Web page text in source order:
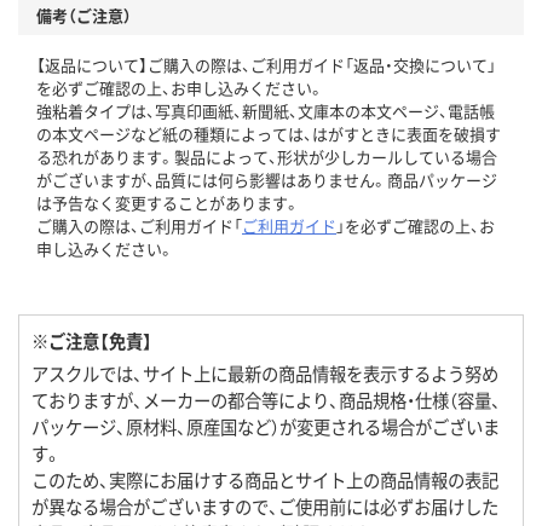
備考（ご注意）
【返品について】ご購入の際は、ご利用ガイド「返品・交換について」
を必ずご確認の上、お申し込みください。
強粘着タイプは、写真印画紙、新聞紙、文庫本の本文ページ、電話帳
の本文ページなど紙の種類によっては、はがすときに表面を破損す
る恐れがあります。製品によって、形状が少しカールしている場合
がございますが、品質には何ら影響はありません。商品パッケージ
は予告なく変更することがあります。
ご購入の際は、ご利用ガイド「ご利用ガイド 」を必ずご確認の上、お
申し込みください。
※ご注意【免責】
アスクルでは、サイト上に最新の商品情報を表示するよう努め
ておりますが、メーカーの都合等により、商品規格・仕様（容量、
パッケージ、原材料、原産国など）が変更される場合がございま
す。
このため、実際にお届けする商品とサイト上の商品情報の表記
が異なる場合がございますので、ご使用前には必ずお届けした